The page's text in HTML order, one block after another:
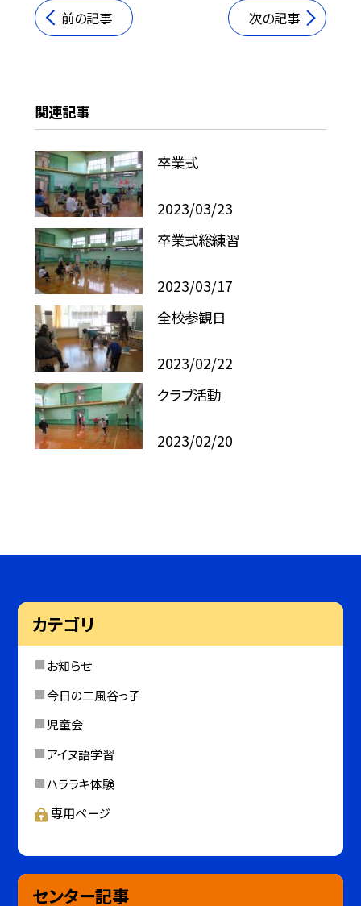
前の記事 次の記事
関連記事
卒業式
2023/03/23
卒業式総練習
2023/03/17
全校参観日
2023/02/22
クラブ活動
2023/02/20
カテゴリ
お知らせ
今日の二風谷っ子
児童会
アイヌ語学習
ハララキ体験
専用ページ
センター記事